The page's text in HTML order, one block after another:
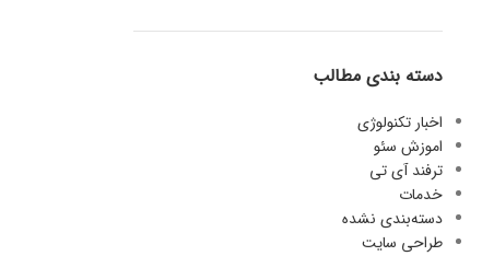
دسته بندی مطالب
اخبار تکنولوژی
اموزش سئو
ترفند آی تی
خدمات
دسته‌بندی نشده
طراحی سایت